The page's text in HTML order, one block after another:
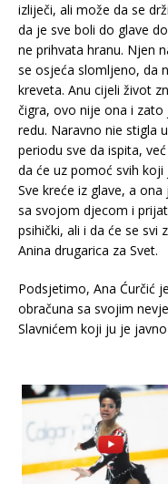
izliječi, ali može da se
da je sve boli do glave
ne prihvata hranu. Njen
se osjeća slomljeno, da
kreveta. Anu cijeli život
čigra, ovo nije ona i
redu. Naravno nie stigla
periodu sve da ispita,
da će uz pomoć svih
Sve kreće iz glave, a
sa svojom djecom i
psihički, ali i da će se svi
Anina drugarica za Svet.
Podsjetimo, Ana Ćurčić
obračuna sa svojim
Slavnićem koji ju je